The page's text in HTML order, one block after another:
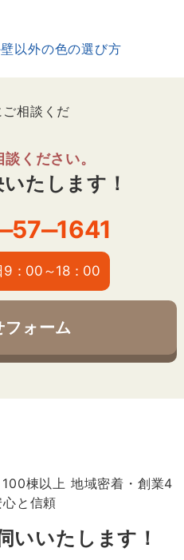
以外の色の選び方
ください。
たします！
9：00～18：00
フォーム
いいたします！